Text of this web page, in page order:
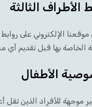
الأطراف الثالثة
الإلكتروني على
الخاصة بها قبل تقديم
الأطفال